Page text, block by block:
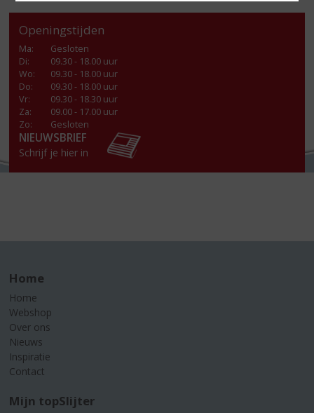
Openingstijden
Ma:
Gesloten
Di:
09.30 - 18.00 uur
Wo:
09.30 - 18.00 uur
Do:
09.30 - 18.00 uur
Vr:
09.30 - 18.30 uur
Za:
09.00 - 17.00 uur
Zo:
Gesloten
NIEUWSBRIEF
Schrijf je hier in
Home
Home
Webshop
Over ons
Nieuws
Inspiratie
Contact
Mijn topSlijter